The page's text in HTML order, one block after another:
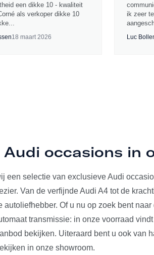
een dikke 10 - kwaliteit
als verkoper dikke 10
18 maart 2026
ik zeer
Luc
Audi occasions in
een selectie van exclusieve Audi
Van de verfijnde Audi A4 tot de
autoliefhebber. Of u nu op zoek bent
transmissie: in onze voorraad
bekijken. Uiteraard bent u ook van
in onze showroom.